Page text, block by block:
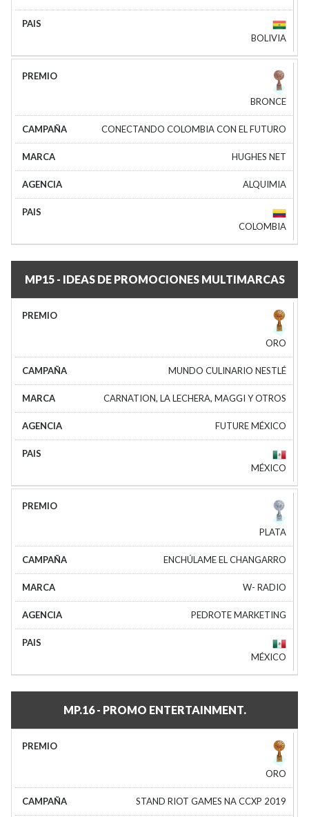
BOLIVIA
BRONCE
CONECTANDO COLOMBIA CON EL FUTURO
HUGHES NET
ALQUIMIA
COLOMBIA
MP15 - IDEAS DE PROMOCIONES MULTIMARCAS
ORO
MUNDO CULINARIO NESTLÉ
CARNATION, LA LECHERA, MAGGI Y OTROS
FUTURE MÉXICO
MÉXICO
PLATA
ENCHÚLAME EL CHANGARRO
W- RADIO
PEDROTE MARKETING
MÉXICO
MP.16 - PROMO ENTERTAINMENT.
ORO
STAND RIOT GAMES NA CCXP 2019